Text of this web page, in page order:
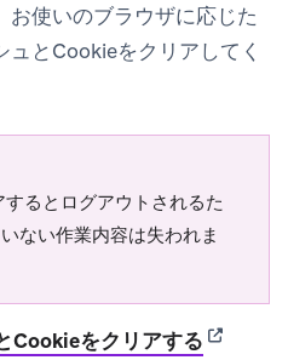
お使いのブラウザに応じた
とCookieをクリアしてく
るとログアウトされるた
ない作業内容は失われま
Cookieをクリアする (opens